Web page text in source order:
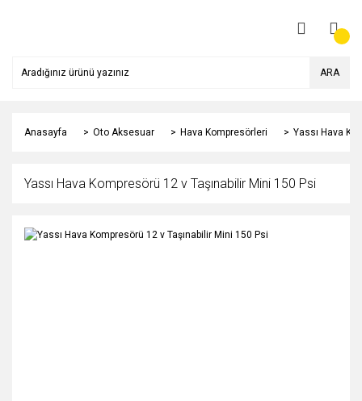
ARA
Anasayfa Oto Aksesuar Hava Kompresörleri Yassı Hava
Yassı Hava Kompresörü 12 v Taşınabilir Mini 150 Psi